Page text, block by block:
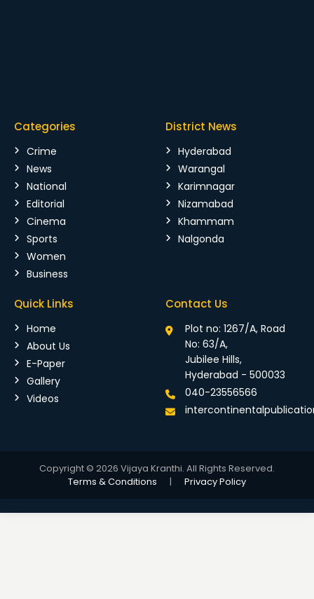
Categories
Crime
News
National
Editorial
Cinema
Sports
Women
Business
District News
Hyderabad
Warangal
Karimnagar
Nizamabad
Khammam
Nalgonda
Quick Links
Home
About Us
E-Paper
Gallery
Videos
Contact Us
Plot no: 1267/A, Road
No: 63/A,
Jubilee Hills,
Hyderabad - 500033
040-23556566
Copyright © 2026 Vijaya Kranthi. All Rights Reserved.
Terms & Conditions
| Privacy Policy